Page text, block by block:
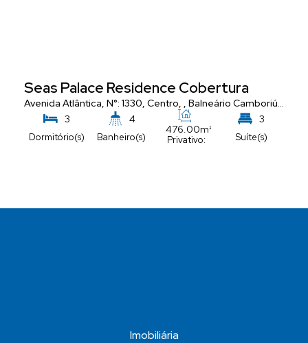
Seas Palace Residence Cobertura
Avenida Atlântica, N°: 1330, Centro , Balneário Camboriú,
3
Dormitório(s)
4
Banheiro(s) Privativo:
476.00m²
3
Suíte(s)
Imobiliária